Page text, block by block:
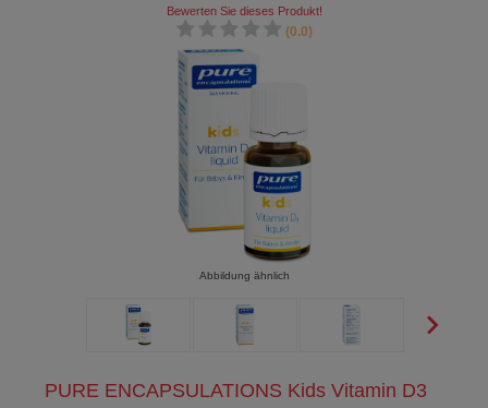
PURE ENCAPSULATIONS Kids Vitamin D3
Bewerten Sie dieses Produkt!
(0.0)
Abbildung ähnlich